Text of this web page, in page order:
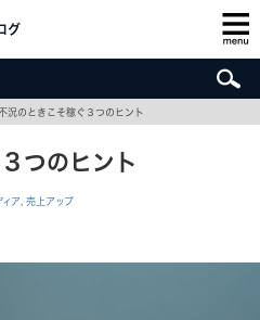
グ
のときこそ稼ぐ３つのヒント
つのヒント
ィア ,売上アップ